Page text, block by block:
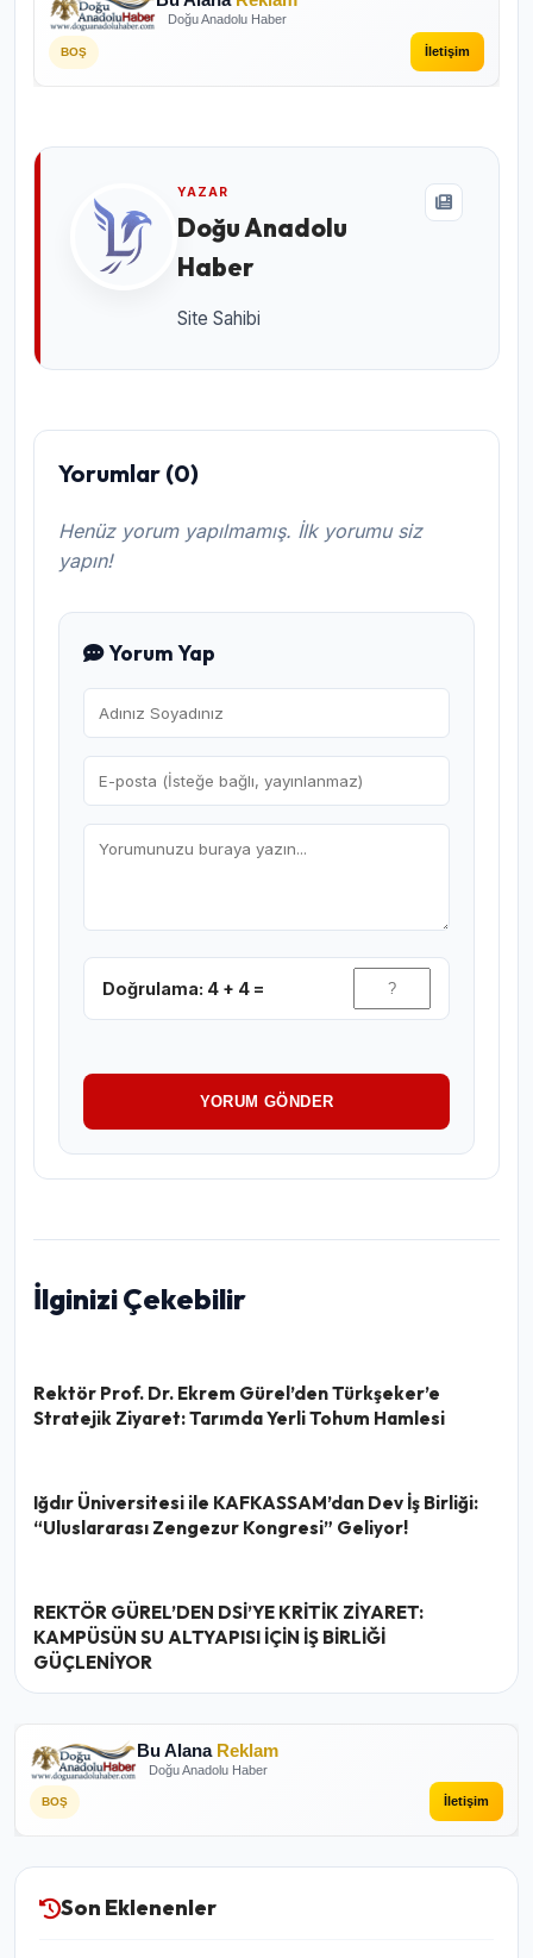
Doğu Anadolu Haber
BOŞ İletişim
YAZAR
Doğu Anadolu
Haber
Site Sahibi
Yorumlar (0)
Henüz yorum yapılmamış. İlk yorumu siz
yapın!
Yorum Yap
Doğrulama: 4 + 4 =
YORUM GÖNDER
İlginizi Çekebilir
Rektör Prof. Dr. Ekrem Gürel’den Türkşeker’e
Stratejik Ziyaret: Tarımda Yerli Tohum Hamlesi
Iğdır Üniversitesi ile KAFKASSAM’dan Dev İş Birliği:
“Uluslararası Zengezur Kongresi” Geliyor!
REKTÖR GÜREL’DEN DSİ’YE KRİTİK ZİYARET:
KAMPÜSÜN SU ALTYAPISI İÇİN İŞ BİRLİĞİ
GÜÇLENİYOR
Bu Alana Reklam
Doğu Anadolu Haber
BOŞ İletişim
Son Eklenenler